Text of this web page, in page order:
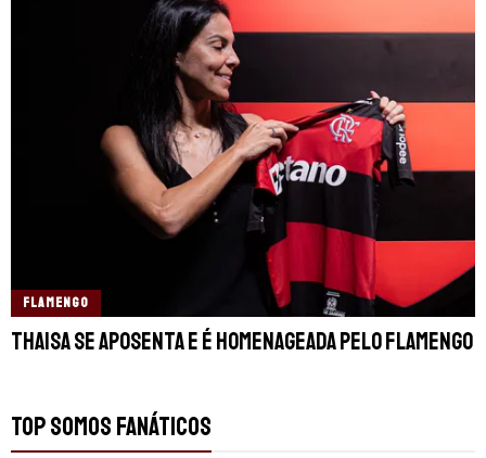
FLAMENGO
Thaisa se aposenta e é homenageada pelo Flamengo
TOP SOMOS FANÁTICOS